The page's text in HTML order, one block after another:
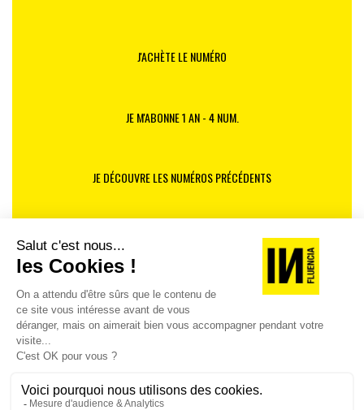
J'ACHÈTE LE NUMÉRO
JE M'ABONNE 1 AN - 4 NUM.
JE DÉCOUVRE LES NUMÉROS PRÉCÉDENTS